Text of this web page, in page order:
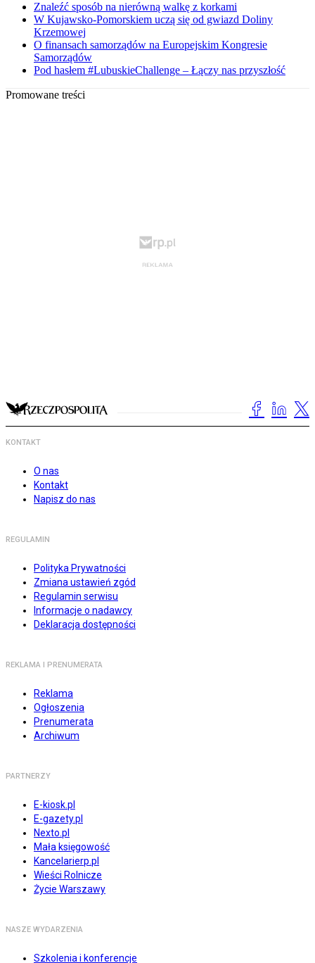
Znaleźć sposób na nierówną walkę z korkami
W Kujawsko-Pomorskiem uczą się od gwiazd Doliny
Krzemowej
O finansach samorządów na Europejskim Kongresie
Samorządów
Pod hasłem #LubuskieChallenge – Łączy nas przyszłość
Promowane treści
KONTAKT
O nas
Kontakt
Napisz do nas
REGULAMIN
Polityka Prywatności
Zmiana ustawień zgód
Regulamin serwisu
Informacje o nadawcy
Deklaracja dostępności
REKLAMA I PRENUMERATA
Reklama
Ogłoszenia
Prenumerata
Archiwum
PARTNERZY
E-kiosk.pl
E-gazety.pl
Nexto.pl
Mała księgowość
Kancelarierp.pl
Wieści Rolnicze
Życie Warszawy
NASZE WYDARZENIA
Szkolenia i konferencje